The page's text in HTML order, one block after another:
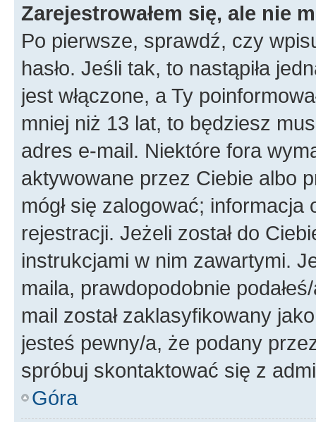
Zarejestrowałem się, ale nie
Po pierwsze, sprawdź, czy
hasło. Jeśli tak, to nastąpiła
jest włączone, a Ty
mniej niż 13 lat, to będziesz
adres e-mail. Niektóre fora
aktywowane przez Ciebie albo
mógł się zalogować;
rejestracji. Jeżeli został do
instrukcjami w nim zawartymi.
maila, prawdopodobnie
mail został zaklasyfikowany
jesteś pewny/a, że podany
spróbuj skontaktować się z
Góra